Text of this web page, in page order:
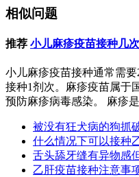
相似问题
推荐 小儿麻疹疫苗接种几次
小儿麻疹疫苗接种通常需
接种1剂次。麻疹疫苗属于
预防麻疹病毒感染。 麻疹
被没有狂犬病的狗抓
什么情况下可以接种
舌头舔牙缝有异物感
乙肝疫苗接种注意事